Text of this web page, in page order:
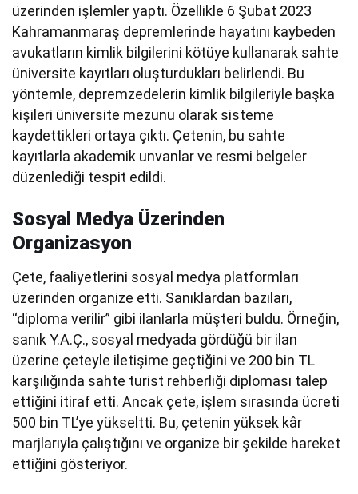
üzerinden işlemler yaptı. Özellikle 6 Şubat 2023
Kahramanmaraş depremlerinde hayatını kaybeden
avukatların kimlik bilgilerini kötüye kullanarak sahte
üniversite kayıtları oluşturdukları belirlendi. Bu
yöntemle, depremzedelerin kimlik bilgileriyle başka
kişileri üniversite mezunu olarak sisteme
kaydettikleri ortaya çıktı. Çetenin, bu sahte
kayıtlarla akademik unvanlar ve resmi belgeler
düzenlediği tespit edildi.
Sosyal Medya Üzerinden
Organizasyon
Çete, faaliyetlerini sosyal medya platformları
üzerinden organize etti. Sanıklardan bazıları,
“diploma verilir” gibi ilanlarla müşteri buldu. Örneğin,
sanık Y.A.Ç., sosyal medyada gördüğü bir ilan
üzerine çeteyle iletişime geçtiğini ve 200 bin TL
karşılığında sahte turist rehberliği diploması talep
ettiğini itiraf etti. Ancak çete, işlem sırasında ücreti
500 bin TL’ye yükseltti. Bu, çetenin yüksek kâr
marjlarıyla çalıştığını ve organize bir şekilde hareket
ettiğini gösteriyor.